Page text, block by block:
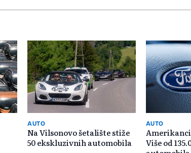
AUTO
Na Vilsonovo šetalište stiže
50 ekskluzivnih automobila
AUTO
Više od